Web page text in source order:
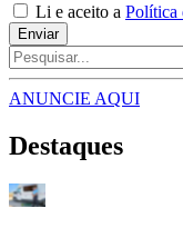
Li e aceito a Política
Enviar
ANUNCIE AQUI
Destaques